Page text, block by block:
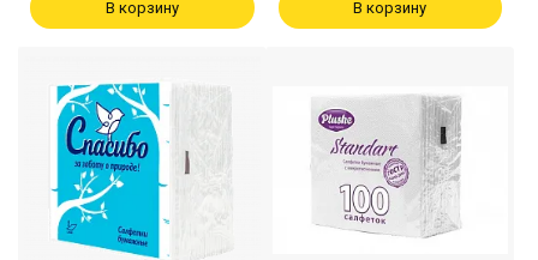
В корзину В корзину